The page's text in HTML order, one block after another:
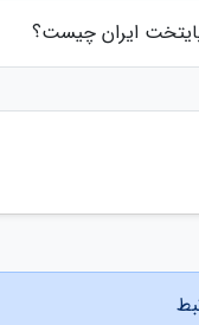
ایران چیست؟